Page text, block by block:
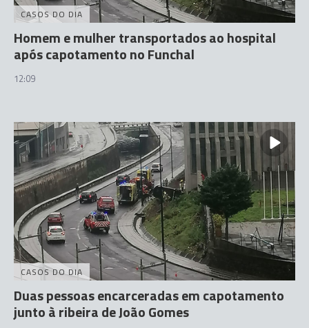
CASOS DO DIA
Homem e mulher transportados ao hospital
após capotamento no Funchal
12:09
CASOS DO DIA
Duas pessoas encarceradas em capotamento
junto à ribeira de João Gomes